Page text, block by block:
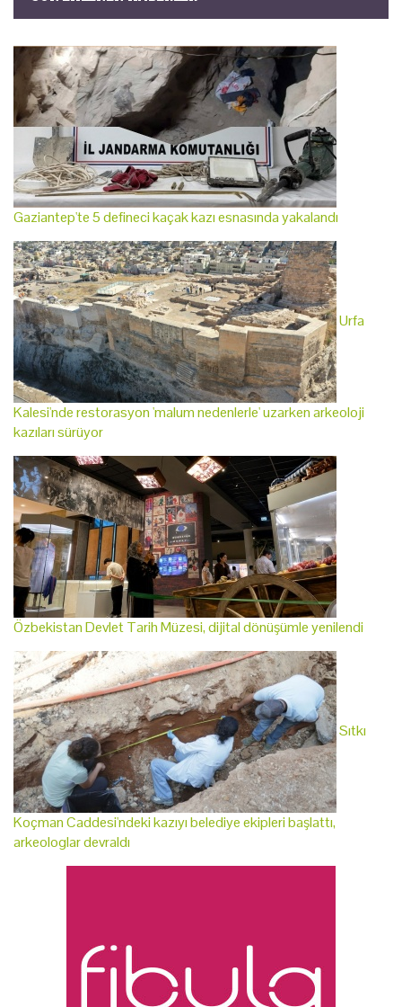
Gaziantep'te 5 defineci kaçak kazı esnasında yakalandı
Urfa
Kalesi'nde restorasyon 'malum nedenlerle' uzarken arkeoloji
kazıları sürüyor
Özbekistan Devlet Tarih Müzesi, dijital dönüşümle yenilendi
Sıtkı
Koçman Caddesi'ndeki kazıyı belediye ekipleri başlattı,
arkeologlar devraldı